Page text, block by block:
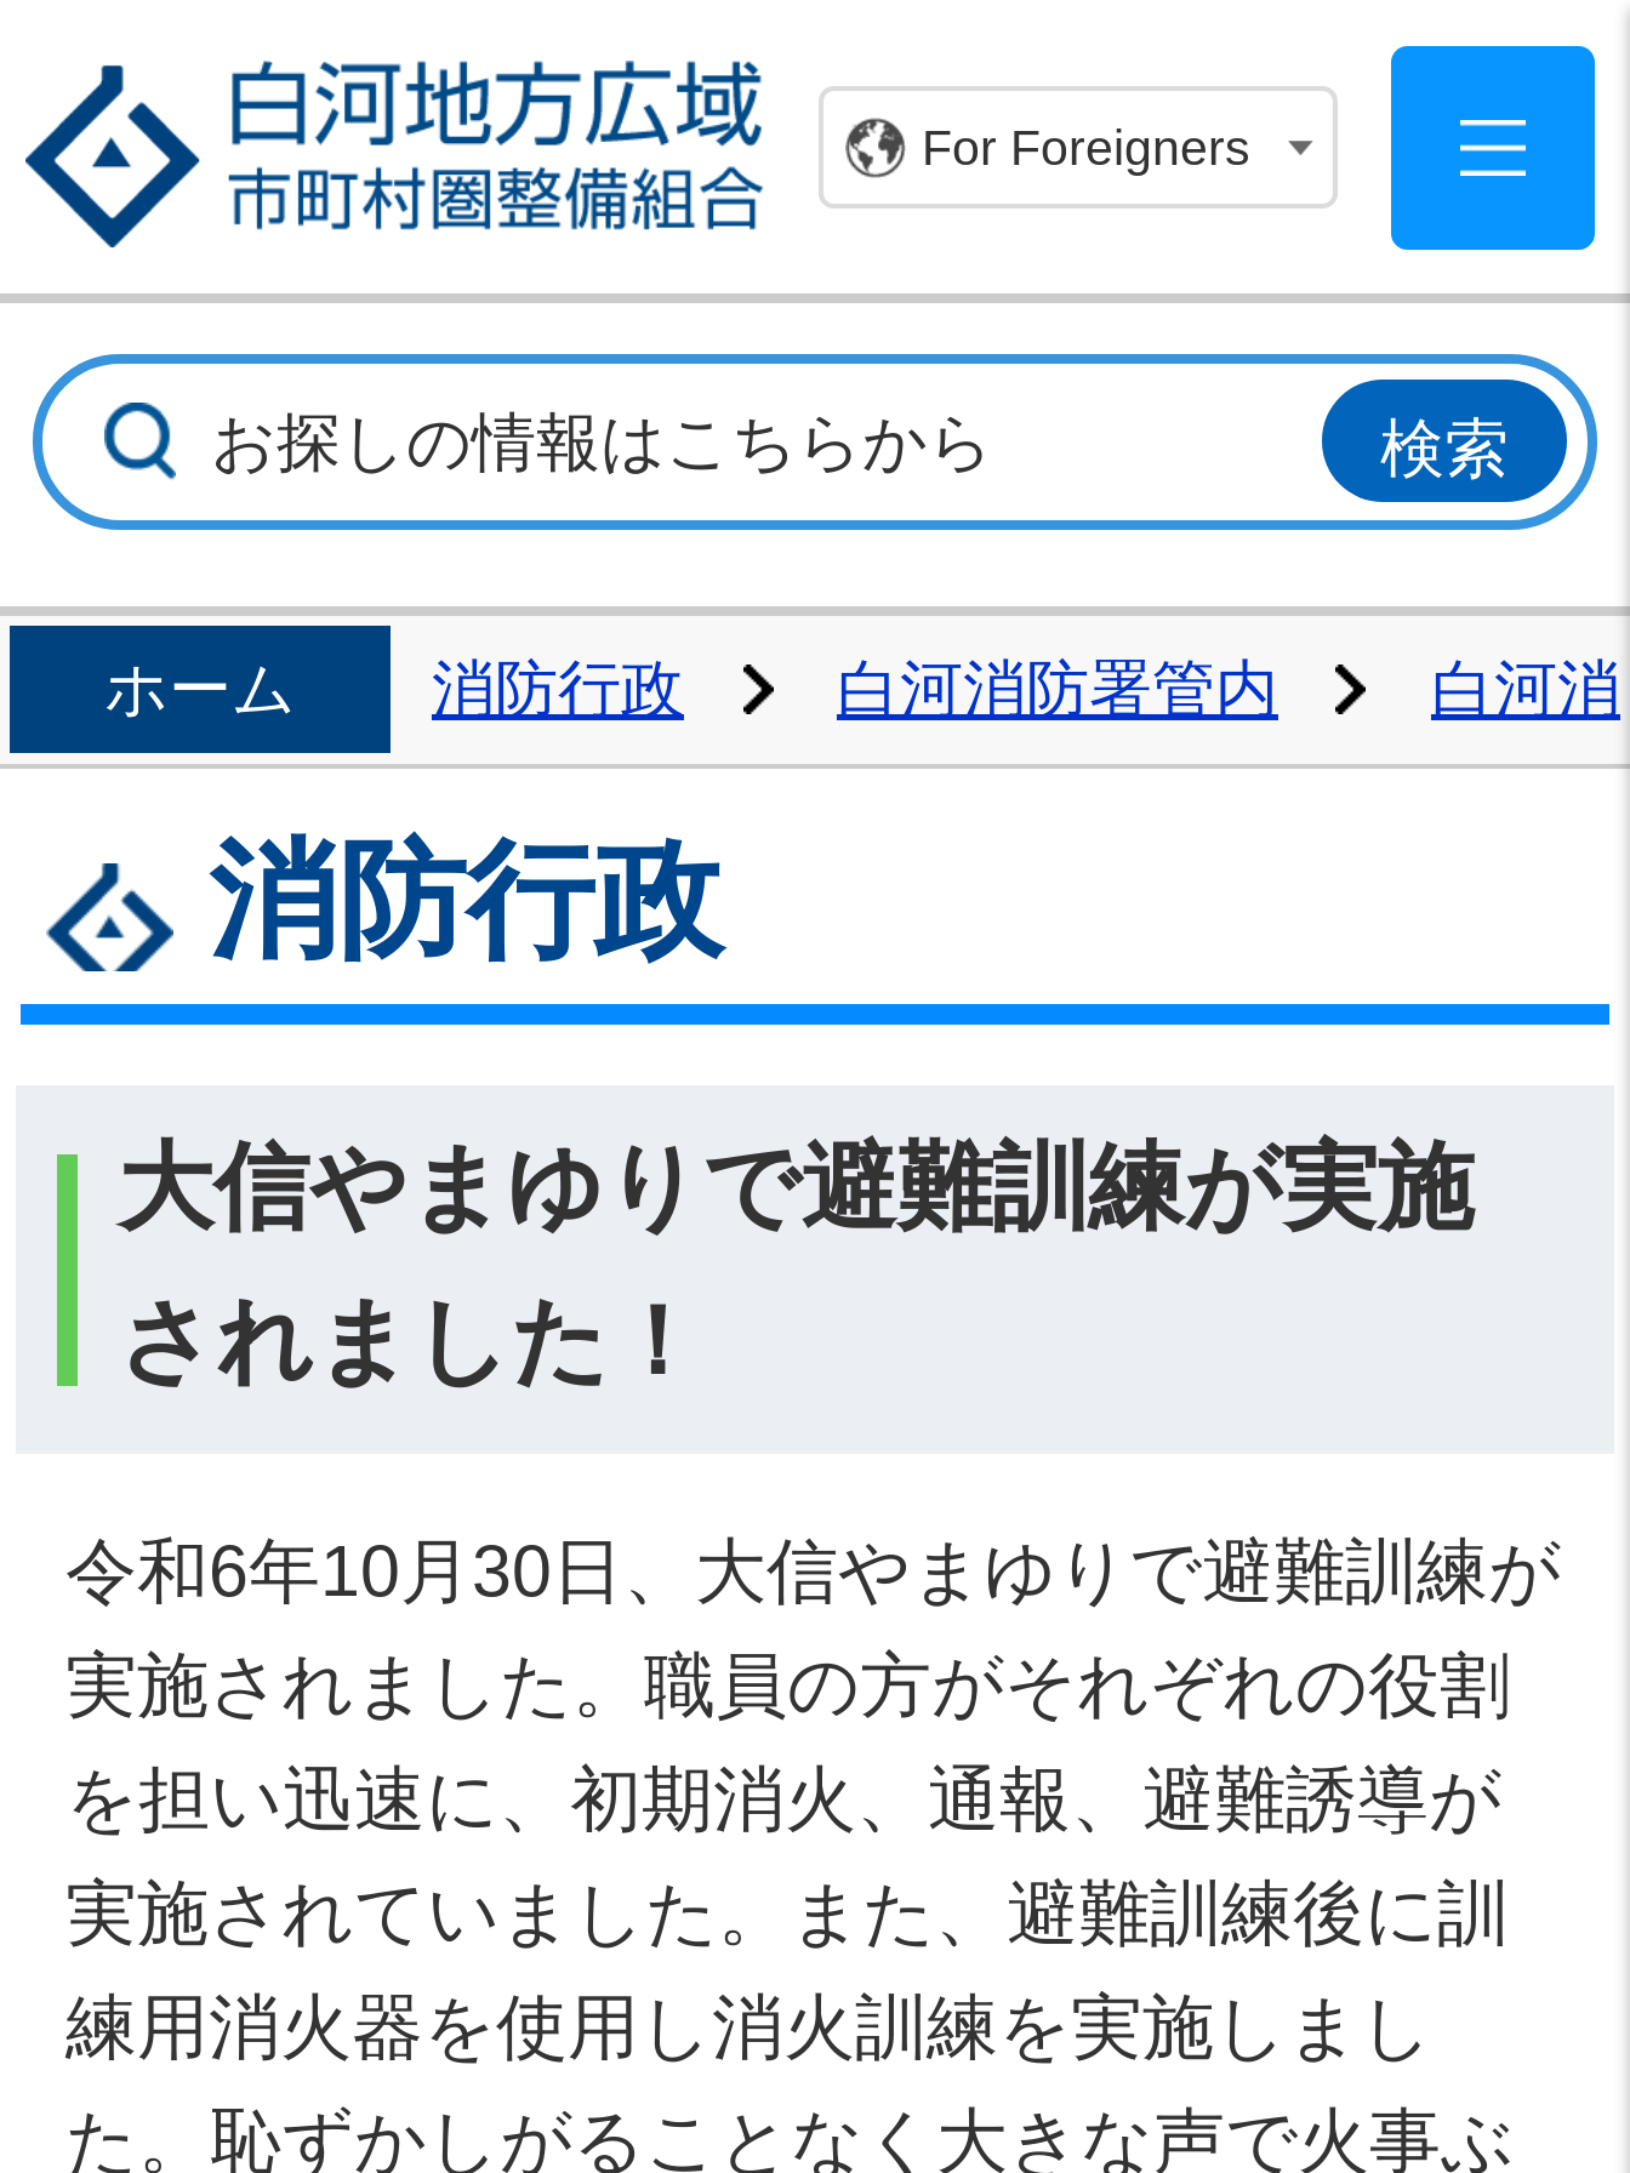
白
For Foreigners
ホーム 消防行政 白河消防署管内 白河
消防行政
大信やまゆりで避難訓練が実施
されました！
令和6年10月30日、大信やまゆりで避難訓練が
実施されました。職員の方がそれぞれの役割
を担い迅速に、初期消火、通報、避難誘導が
実施されていました。また、避難訓練後に訓
練用消火器を使用し消火訓練を実施しまし
た。恥ずかしがることなく大きな声で火事ぶ